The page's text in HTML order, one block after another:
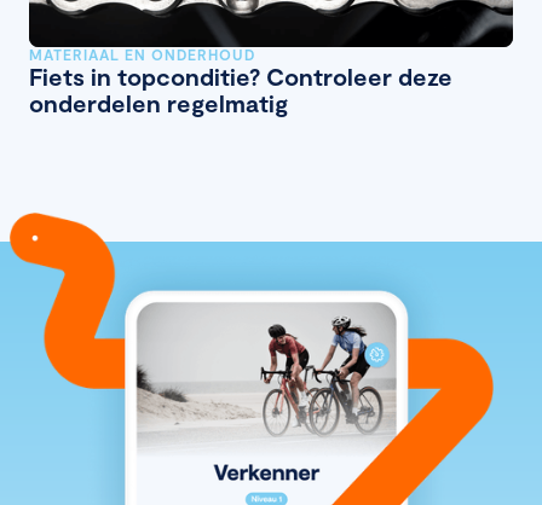
MATERIAAL EN ONDERHOUD
Fiets in topconditie? Controleer deze
onderdelen regelmatig